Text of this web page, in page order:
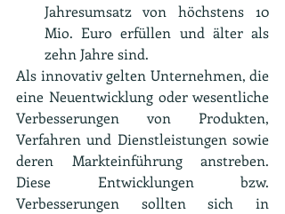
Jahresumsatz von höchstens 10
Mio. Euro erfüllen und älter als
zehn Jahre sind.
Als innovativ gelten Unternehmen, die
eine Neuentwicklung oder wesentliche
Verbesserungen von Produkten,
Verfahren und Dienstleistungen sowie
deren Markteinführung anstreben.
Diese Entwicklungen bzw.
Verbesserungen sollten sich in